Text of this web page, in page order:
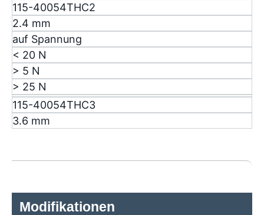
115-40054THC2
2.4 mm
auf Spannung
< 20 N
> 5 N
> 25 N
115-40054THC3
3.6 mm
Modifikationen